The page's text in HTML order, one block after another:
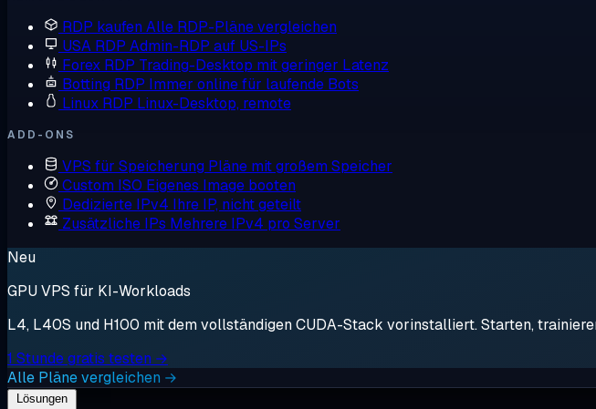
RDP kaufen Alle RDP-Pläne vergleichen
USA RDP Admin-RDP auf US-IPs
Forex RDP Trading-Desktop mit geringer Latenz
Botting RDP Immer online für laufende Bots
Linux RDP Linux-Desktop, remote
ADD-ONS
VPS für Speicherung Pläne mit großem Speicher
Custom ISO Eigenes Image booten
Dedizierte IPv4 Ihre IP, nicht geteilt
Zusätzliche IPs Mehrere IPv4 pro Server
Neu
GPU VPS für KI-Workloads
L4, L40S und H100 mit dem vollständigen CUDA-Stack vorinstalliert. Starten,
1 Stunde gratis testen →
Alle Pläne vergleichen →